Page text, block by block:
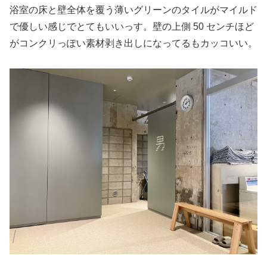
浴室の床と壁全体を覆う薄いグリーンのタイルがマイルド
で優しい感じでとてもいいっす。壁の上側 50 センチほど
がコンクリっぽい素材剥き出しになってるもカッコいい。